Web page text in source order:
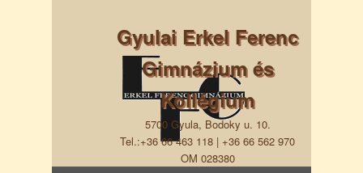
Gyulai Erkel Ferenc
Gimnázium és
Kollégium
5700 Gyula, Bodoky u. 10.
Tel.:+36 66 463 118 | +36 66 562 970
OM 028380